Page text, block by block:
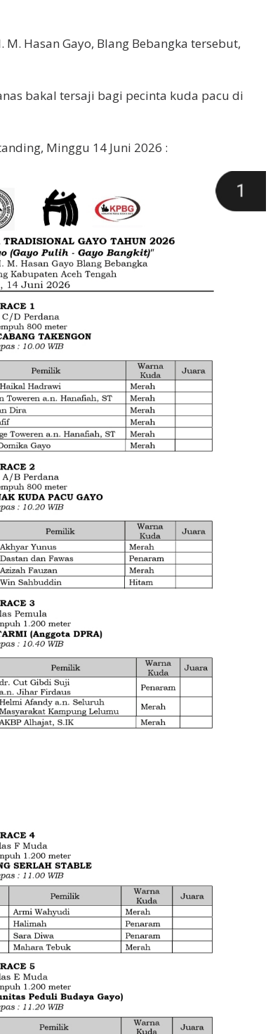
Hasan Gayo, Blang Bebangka tersebut,
bakal tersaji bagi pecinta kuda pacu di
Minggu 14 Juni 2026 :